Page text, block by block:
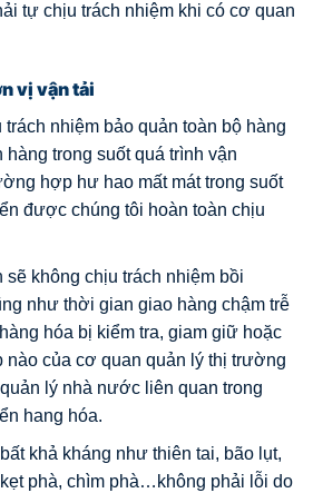
tự chịu trách nhiệm khi có cơ quan
vị vận tải
nhiệm bảo quản toàn bộ hàng
hàng trong suốt quá trình vận
hợp hư hao mất mát trong suốt
được chúng tôi hoàn toàn chịu
không chịu trách nhiệm bồi
như thời gian giao hàng chậm trễ
hóa bị kiểm tra, giam giữ hoặc
nào của cơ quan quản lý thị trường
lý nhà nước liên quan trong
hang hóa.
khả kháng như thiên tai, bão lụt,
phà, chìm phà…không phải lỗi do